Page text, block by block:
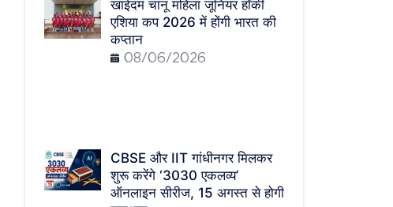
खाईदम चानू महिला जूनियर हॉकी
एशिया कप 2026 में होंगी भारत की
कप्तान
08/06/2026
CBSE और IIT गांधीनगर मिलकर
शुरू करेंगे ‘3030 एकलव्य’
ऑनलाइन सीरीज, 15 अगस्त से होगी